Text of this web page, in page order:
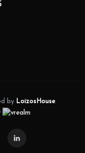
by LoizosHouse.